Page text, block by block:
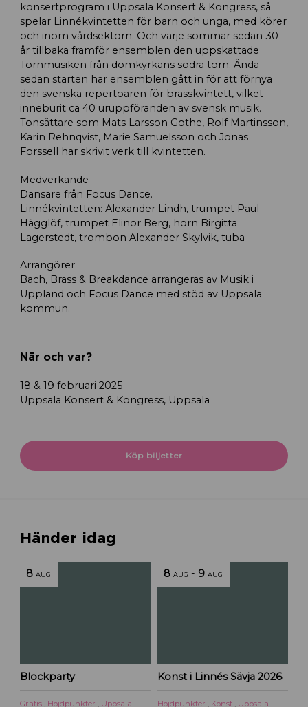
konsertprogram i Uppsala Konsert & Kongress, så
spelar Linnékvintetten för barn och unga, med körer
och inom vårdsektorn. Och varje sommar sedan 30
år tillbaka framför ensemblen den uppskattade
Tornmusiken från domkyrkans södra torn. Ända
sedan starten har ensemblen gått in för att förnya
den svenska repertoaren för brasskvintett, vilket
inneburit ca 40 uruppföranden av svensk musik.
Tonsättare som Mats Larsson Gothe, Rolf Martinsson,
Karin Rehnqvist, Marie Samuelsson och Jonas
Forssell har skrivit verk till kvintetten.
Medverkande
Dansare från Focus Dance.
Linnékvintetten: Alexander Lindh, trumpet Paul
Hägglöf, trumpet Elinor Berg, horn Birgitta
Lagerstedt, trombon Alexander Skylvik, tuba
Arrangörer
Bach, Brass & Breakdance arrangeras av Musik i
Uppland och Focus Dance med stöd av Uppsala
kommun.
När och var?
18 & 19 februari 2025
Uppsala Konsert & Kongress, Uppsala
Köp biljetter
Händer idag
8 AUG
Blockparty
Gratis , Höjdpunkter , Uppsala
8 AUG - 9 AUG
Konst i Linnés Sävja 2026
Höjdpunkter , Konst , Uppsala